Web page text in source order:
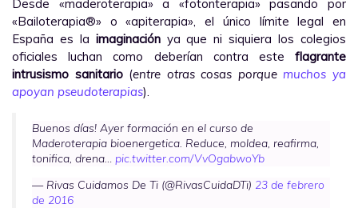
Desde «maderoterapia» a «fotonterapia» pasando por
«Bailoterapia®» o «apiterapia», el único límite legal en
España es la imaginaciónya que ni siquiera los colegios
oficiales luchan como deberían contra este flagrante
intrusismo sanitario(entre otras cosas porque muchos ya
apoyan pseudoterapias).
Buenos días! Ayer formación en el curso de
Maderoterapia bioenergetica. Reduce, moldea, reafirma,
tonifica, drena… pic.twitter.com/VvOgabwoYb
— Rivas Cuidamos De Ti (@RivasCuidaDTi) 23 de febrero
de 2016